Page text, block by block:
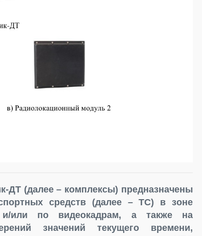
ДТ (далее – комплексы) предназначены
средств (далее – ТС) в зоне
и/или по видеокадрам, а также на
значений текущего времени,